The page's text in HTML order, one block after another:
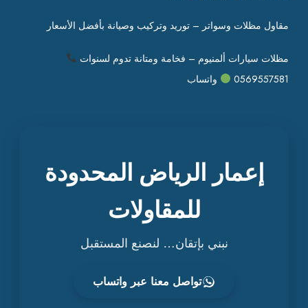
مقاول مظلات وسواتر – توريد وتركيب وصيانة بأفضل الأسعار
مظلات سيارات ألمنيوم – فخامة ومتانة تدوم لسنوات
0569557581
واتساب
إعمار الرياض المحدودة
للمقاولات
نبني بإتقان… لنصنع المستقبل
تواصل معنا عبر واتساب